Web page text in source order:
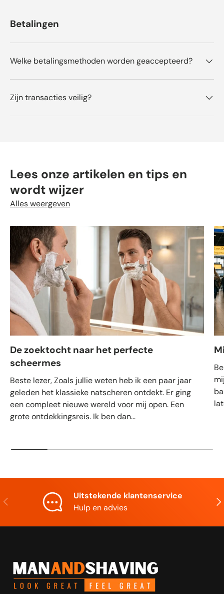
Betalingen
Welke betalingsmethoden worden geaccepteerd?
Zijn transacties veilig?
Lees onze artikelen en tips en
wordt wijzer
Alles weergeven
De zoektocht naar het perfecte
scheermes
Beste lezer, Zoals jullie weten heb ik een paar jaar
geleden het klassieke natscheren ontdekt. Er ging
een compleet nieuwe wereld voor mij open. Een
grote ontdekkingsreis. Ik ben dan...
Vorige
Uitstekende klantenservice
Hulp en advies